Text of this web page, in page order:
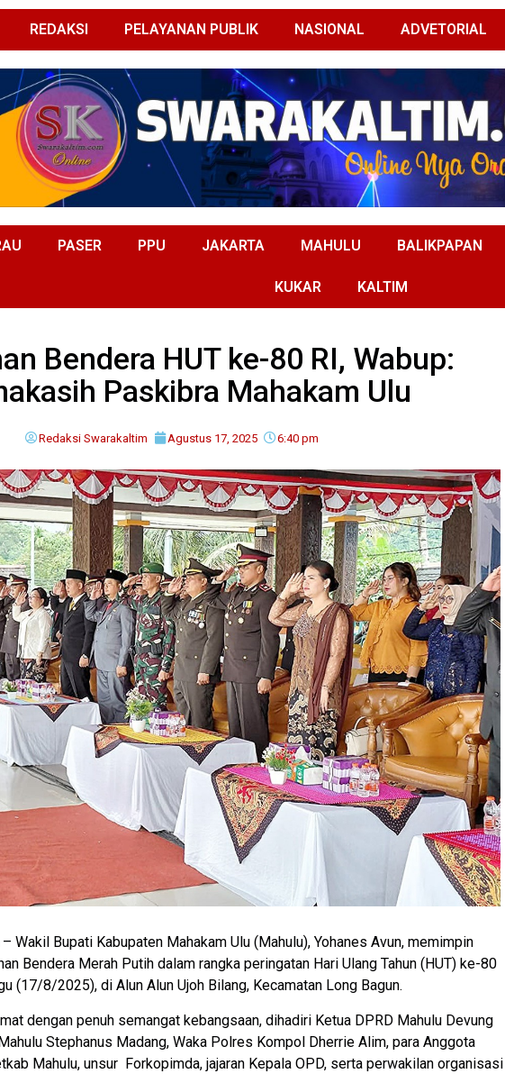
REDAKSI PELAYANAN PUBLIK NASIONAL ADVETORIAL
PASER PPU JAKARTA MAHULU BALIKPAPAN
KUKAR KALTIM
Bendera HUT ke-80 RI, Wabup:
Paskibra Mahakam Ulu
Redaksi Swarakaltim Agustus 17, 2025 6:40 pm
– Wakil Bupati Kabupaten Mahakam Ulu (Mahulu), Yohanes Avun, memimpin
Bendera Merah Putih dalam rangka peringatan Hari Ulang Tahun (HUT) ke-80
(17/8/2025), di Alun Alun Ujoh Bilang, Kecamatan Long Bagun.
dengan penuh semangat kebangsaan, dihadiri Ketua DPRD Mahulu Devung
Stephanus Madang, Waka Polres Kompol Dherrie Alim, para Anggota
Mahulu, unsur Forkopimda, jajaran Kepala OPD, serta perwakilan organisasi